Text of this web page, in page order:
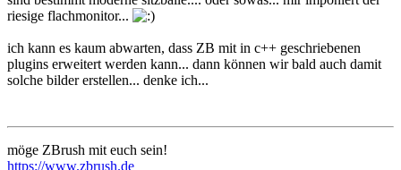
riesige flachmonitor...
ich kann es kaum abwarten, dass ZB mit in c++ geschriebenen
plugins erweitert werden kann... dann können wir bald auch damit
solche bilder erstellen... denke ich...
möge ZBrush mit euch sein!
https://www.zbrush.de